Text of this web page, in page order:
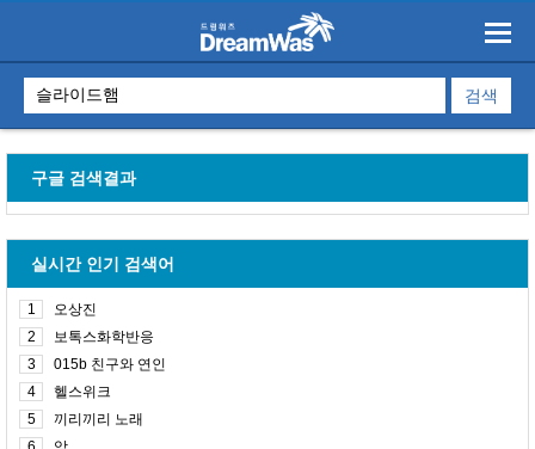
구글 검색결과
실시간 인기 검색어
1
오상진
2
보톡스화학반응
3
015b 친구와 연인
4
헬스위크
5
끼리끼리 노래